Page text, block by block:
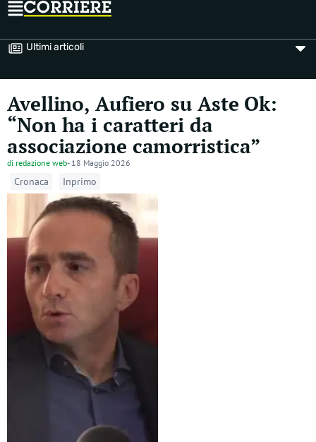
Ultimi articoli
Avellino, Aufiero su Aste Ok:
“Non ha i caratteri da
associazione camorristica”
di redazione web- 18 Maggio 2026
Cronaca Inprimo